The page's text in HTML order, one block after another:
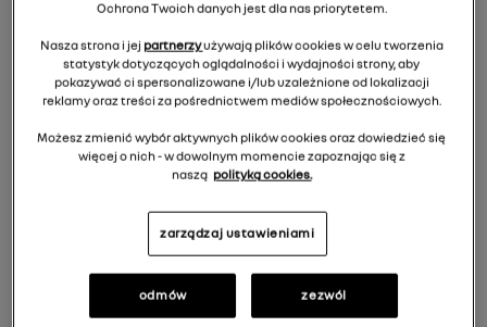
Cena rekomendowana: 419,00 zł
Do koszyka
Ochrona Twoich danych jest dla nas priorytetem.
Nasza strona i jej partnerzyużywają plików cookies w celu tworzenia
statystyk dotyczących oglądalności i wydajności strony, aby
pokazywać ci spersonalizowane i/lub uzależnione od lokalizacji
reklamy oraz treści za pośrednictwem mediów społecznościowych.
Możesz zmienić wybór aktywnych plików cookies oraz dowiedzieć się
więcej o nich - w dowolnym momencie zapoznając się z
naszą polityką cookies.
zarządzaj ustawieniami
odmów zezwól